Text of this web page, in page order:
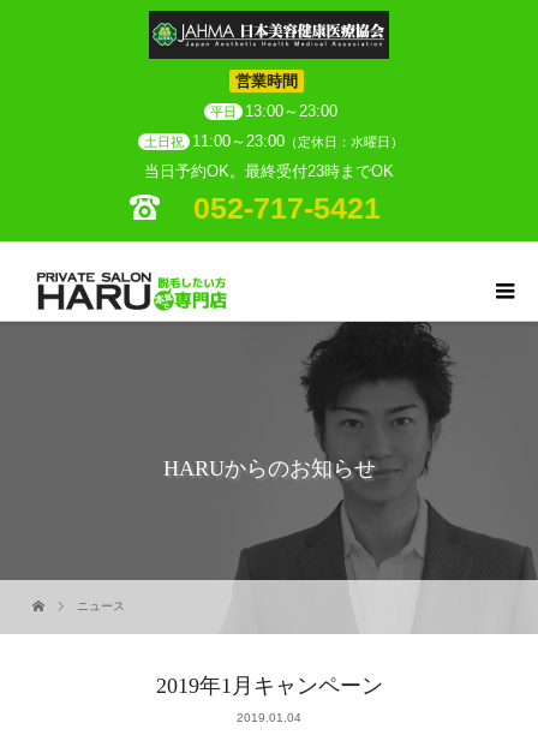
営業時間
平日 13:00～23:00
土日祝 11:00～23:00 （定休日：水曜日）
当日予約OK。最終受付23時までOK
052-717-5421
HARUからのお知らせ
ニュース
2019年1月キャンペーン
2019.01.04